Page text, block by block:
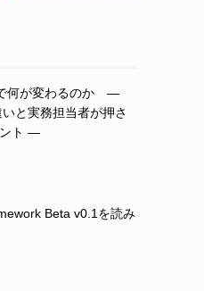
何が変わるのか ―
と実務担当者が押さ
ント ―
Beta v0.1を読み